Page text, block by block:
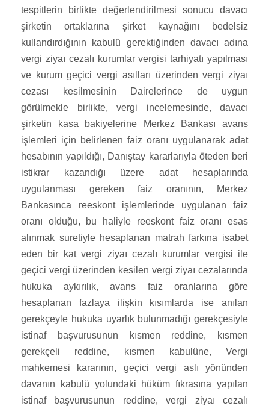
tespitlerin birlikte değerlendirilmesi sonucu davacı
şirketin ortaklarına şirket kaynağını bedelsiz
kullandırdığının kabulü gerektiğinden davacı adına
vergi ziyaı cezalı kurumlar vergisi tarhiyatı yapılması
ve kurum geçici vergi asılları üzerinden vergi ziyaı
cezası kesilmesinin Dairelerince de uygun
görülmekle birlikte, vergi incelemesinde, davacı
şirketin kasa bakiyelerine Merkez Bankası avans
işlemleri için belirlenen faiz oranı uygulanarak adat
hesabının yapıldığı, Danıştay kararlarıyla öteden beri
istikrar kazandığı üzere adat hesaplarında
uygulanması gereken faiz oranının, Merkez
Bankasınca reeskont işlemlerinde uygulanan faiz
oranı olduğu, bu haliyle reeskont faiz oranı esas
alınmak suretiyle hesaplanan matrah farkına isabet
eden bir kat vergi ziyaı cezalı kurumlar vergisi ile
geçici vergi üzerinden kesilen vergi ziyaı cezalarında
hukuka aykırılık, avans faiz oranlarına göre
hesaplanan fazlaya ilişkin kısımlarda ise anılan
gerekçeyle hukuka uyarlık bulunmadığı gerekçesiyle
istinaf başvurusunun kısmen reddine, kısmen
gerekçeli reddine, kısmen kabulüne, Vergi
mahkemesi kararının, geçici vergi aslı yönünden
davanın kabulü yolundaki hüküm fıkrasına yapılan
istinaf başvurusunun reddine, vergi ziyaı cezalı